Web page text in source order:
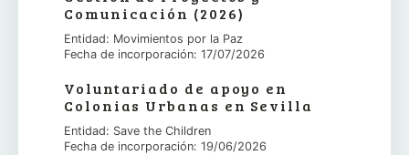
Comunicación (2026)
Entidad: Movimientos por la Paz
Fecha de incorporación: 17/07/2026
Voluntariado de apoyo en
Colonias Urbanas en Sevilla
Entidad: Save the Children
Fecha de incorporación: 19/06/2026